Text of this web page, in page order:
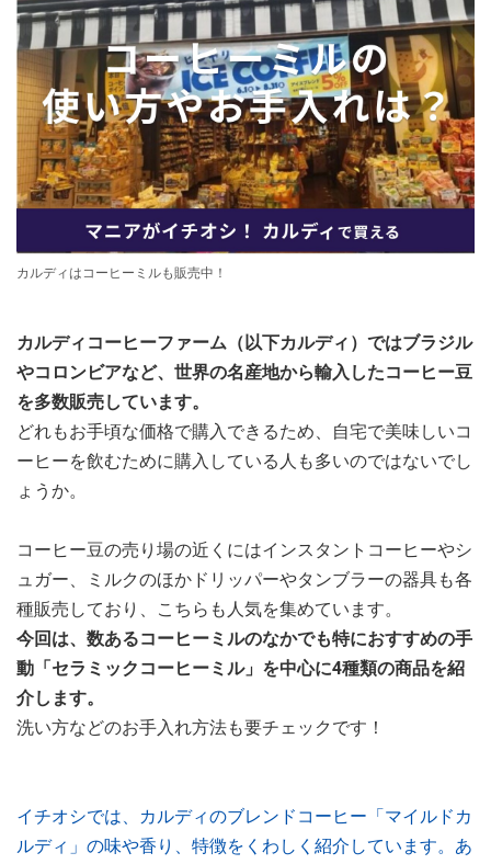
カルディはコーヒーミルも販売中！
カルディコーヒーファーム（以下カルディ）ではブラジル
やコロンビアなど、世界の名産地から輸入したコーヒー豆
を多数販売しています。
どれもお手頃な価格で購入できるため、自宅で美味しいコ
ーヒーを飲むために購入している人も多いのではないでし
ょうか。
コーヒー豆の売り場の近くにはインスタントコーヒーやシ
ュガー、ミルクのほかドリッパーやタンブラーの器具も各
種販売しており、こちらも人気を集めています。
今回は、数あるコーヒーミルのなかでも特におすすめの手
動「セラミックコーヒーミル」を中心に4種類の商品を紹
介します。
洗い方などのお手入れ方法も要チェックです！
イチオシでは、カルディのブレンドコーヒー「マイルドカ
ルディ」の味や香り、特徴をくわしく紹介しています。あ